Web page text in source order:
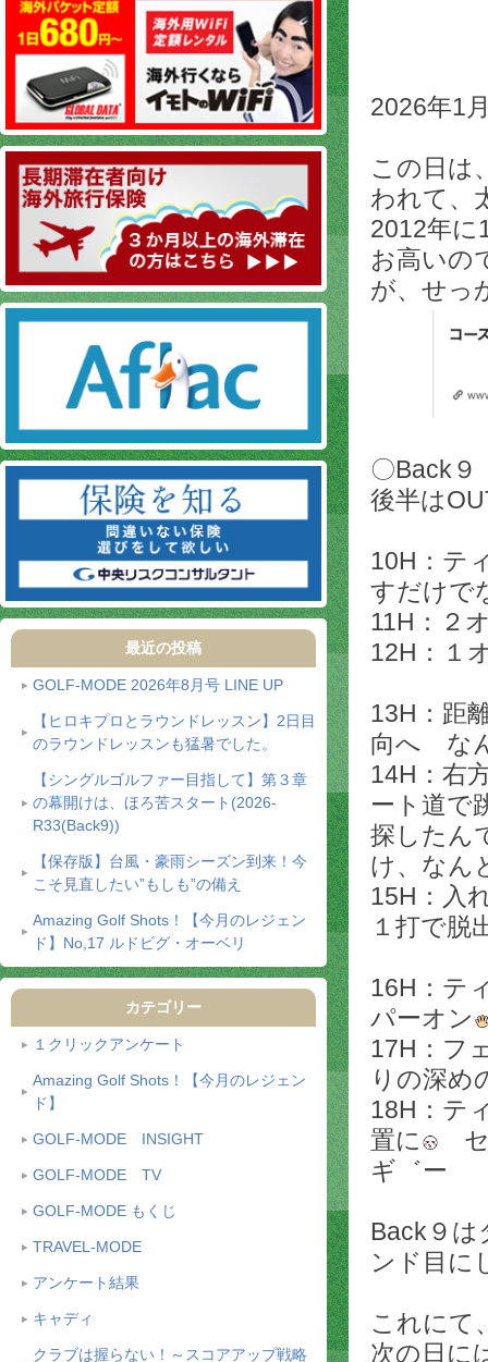
最近の投稿
GOLF-MODE 2026年8月号 LINE UP
【ヒロキプロとラウンドレッスン】2日目
のラウンドレッスンも猛暑でした。
【シングルゴルファー目指して】第３章
の幕開けは、ほろ苦スタート(2026-
R33(Back9))
【保存版】台風・豪雨シーズン到来！今
こそ見直したい”もしも”の備え
Amazing Golf Shots！【今月のレジェン
ド】No,17 ルドビグ・オーベリ
カテゴリー
１クリックアンケート
Amazing Golf Shots！【今月のレジェン
ド】
GOLF-MODE INSIGHT
GOLF-MODE TV
GOLF-MODE もくじ
TRAVEL-MODE
アンケート結果
キャディ
クラブは握らない！～スコアアップ戦略
2026年1
この日は
われて、
2012年に
お高いの
が、せっ
〇Back９
後半は
10H：テ
すだけで
11H：２
12H：１
13H：距
向へ な
14H：右
ート道で
探したん
け、なん
15H：入
１打で脱
16H：テ
パーオン
17H：フ
りの深
18H：テ
置に
セ
ギ゛ー
Back９は
ンド目に
これにて
次の日に